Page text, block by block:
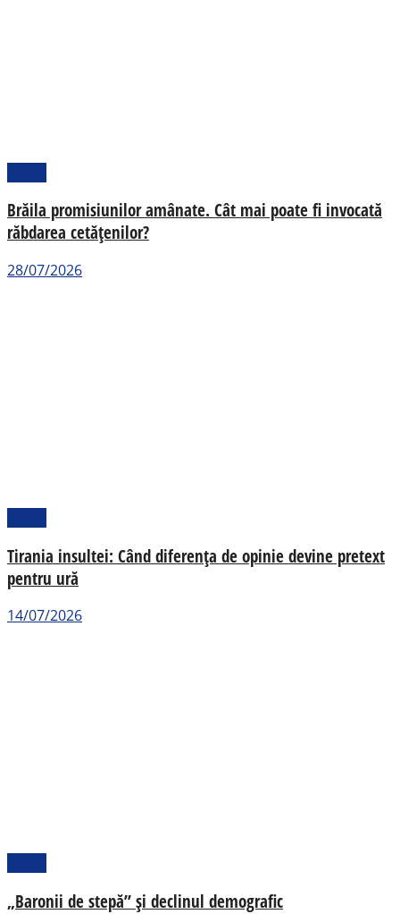
Brăila promisiunilor amânate. Cât mai poate fi invocată
răbdarea cetățenilor?
28/07/2026
Tirania insultei: Când diferența de opinie devine pretext
pentru ură
14/07/2026
„Baronii de stepă” și declinul demografic